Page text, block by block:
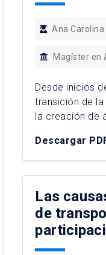
Ana
Magíster en
Desde inicios
transición de
la creación de
Descargar
Las
de